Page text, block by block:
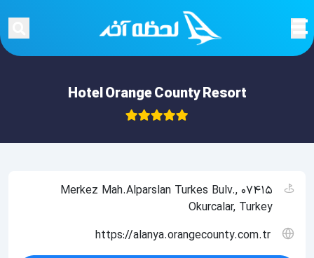
Hotel Orange County Resort
Merkez Mah.Alparslan Turkes Bulv., 07415
Okurcalar, Turkey
https://alanya.orangecounty.com.tr